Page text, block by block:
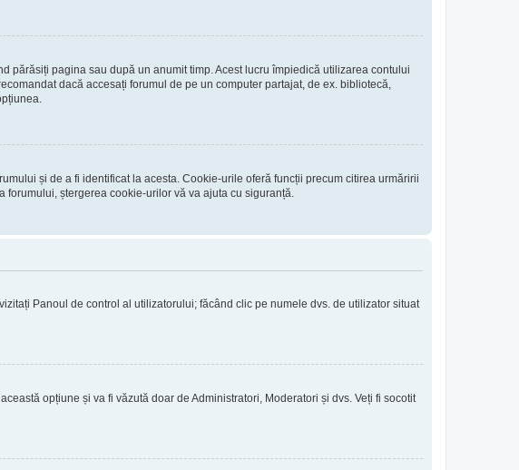
părăsiți pagina sau după un anumit timp. Acest lucru împiedică utilizarea contului
dacă accesați forumul de pe un computer partajat, de ex. bibliotecă,
și de a fi identificat la acesta. Cookie-urile oferă funcții precum citirea urmăririi
ștergerea cookie-urilor vă va ajuta cu siguranță.
Panoul de control al utilizatorului; făcând clic pe numele dvs. de utilizator situat
această opțiune și va fi văzută doar de Administratori, Moderatori și dvs. Veți fi socotit